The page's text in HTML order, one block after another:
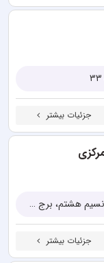
جزئیات بیشتر
تهران، شهرک گلستان، بلوار علیمرادی (کوهک)، نسیم هشتم، برج ملل
جزئیات بیشتر